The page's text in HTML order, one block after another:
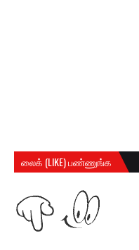
லைக் (LIKE) பண்ணுங்க